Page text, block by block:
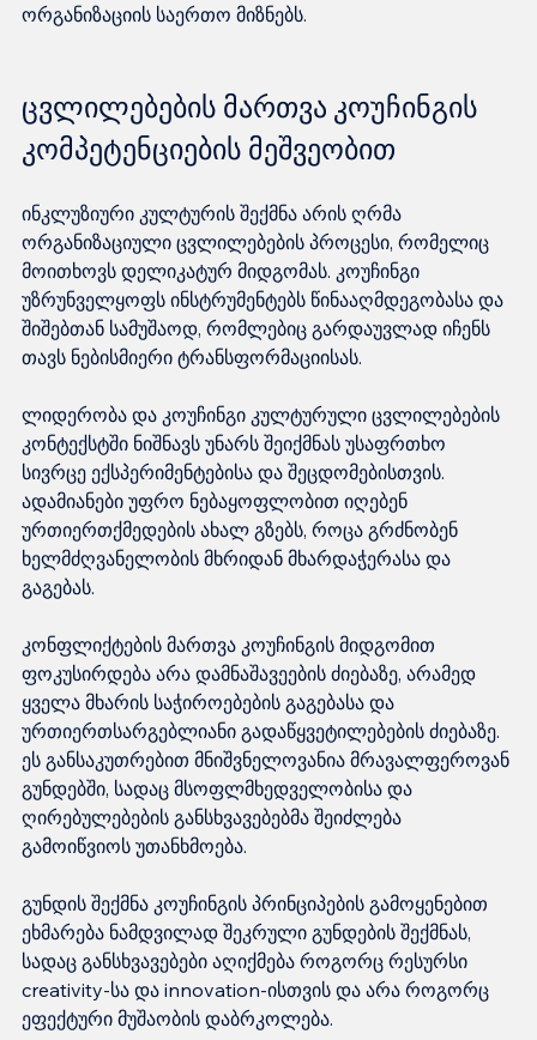
ცვლილებების მართვა კოუჩინგის
კომპეტენციების მეშვეობით
ინკლუზიური კულტურის შექმნა არის ღრმა
ორგანიზაციული ცვლილებების პროცესი, რომელიც
მოითხოვს დელიკატურ მიდგომას. კოუჩინგი
უზრუნველყოფს ინსტრუმენტებს წინააღმდეგობასა და
შიშებთან სამუშაოდ, რომლებიც გარდაუვლად იჩენს
თავს ნებისმიერი ტრანსფორმაციისას.
ლიდერობა და კოუჩინგი კულტურული ცვლილებების
კონტექსტში ნიშნავს უნარს შეიქმნას უსაფრთხო
სივრცე ექსპერიმენტებისა და შეცდომებისთვის.
ადამიანები უფრო ნებაყოფლობით იღებენ
ურთიერთქმედების ახალ გზებს, როცა გრძნობენ
ხელმძღვანელობის მხრიდან მხარდაჭერასა და
გაგებას.
კონფლიქტების მართვა კოუჩინგის მიდგომით
ფოკუსირდება არა დამნაშავეების ძიებაზე, არამედ
ყველა მხარის საჭიროებების გაგებასა და
ურთიერთსარგებლიანი გადაწყვეტილებების ძიებაზე.
ეს განსაკუთრებით მნიშვნელოვანია მრავალფეროვან
გუნდებში, სადაც მსოფლმხედველობისა და
ღირებულებების განსხვავებებმა შეიძლება
გამოიწვიოს უთანხმოება.
გუნდის შექმნა კოუჩინგის პრინციპების გამოყენებით
ეხმარება ნამდვილად შეკრული გუნდების შექმნას,
სადაც განსხვავებები აღიქმება როგორც რესურსი
creativity-სა და innovation-ისთვის და არა როგორც